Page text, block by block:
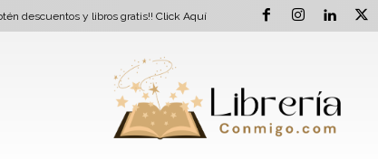
descuentos y libros gratis!! Click Aquí